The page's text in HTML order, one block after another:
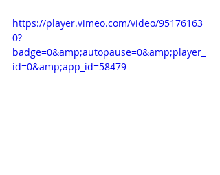
https://player.vimeo.com/video/95176163
0?
badge=0&amp;autopause=0&amp;player_
id=0&amp;app_id=58479